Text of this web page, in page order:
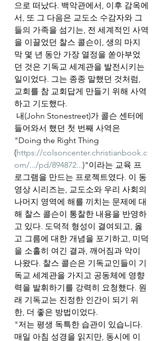
으로 떠났다. 백악관에서, 이후 감옥에
서, 또 그 다음은 교도소 수감자와 그
들의 가족을 섬기는, 전 세계적인 사역
을 이끌었던 찰스 콜슨이, 생의 마지
막 몇 년 동안 가장 열정을 쏟아부었
던 것은 기독교 세계관을 발전시키는
일이었다. 그는 종종 말했던 것처럼,
교회를 참 교회답게 만들기 위해 사역
하고 기도했다.
들어와서 했던 첫 번째 사역은
"Doing the Right Thing
(https://colsoncenter.christianbook.c
om/.../pd/894872...)"이라는 교육 프
로그램을 만드는 프로젝트였다. 이 동
영상 시리즈는, 교도소와 우리 사회의
나머지 영역에 해를 끼치는 문제에 대
해 찰스 콜슨이 통찰한 내용을 반영하
고 있다. 도덕적 형성이 결여되고, 옳
고 그름에 대한 개념을 포기하고, 미덕
을 소홀히 여긴 결과, 깨어짐과 악이
나왔다. 찰스 콜슨은 기독교인들이 기
독교 세계관을 가지고 공동체에 영향
력을 발휘하기를 강력히 요청했다. 원
래 기독교는 진정한 인간이 되기 위
한, 더 좋은 방법이었다.
"저는 평생 독특한 습관이 있습니다.
매일 아침 성경을 읽지만, 동시에 이